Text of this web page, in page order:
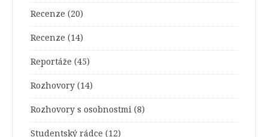
Recenze (20)
Recenze (14)
Reportáže (45)
Rozhovory (14)
Rozhovory s osobnostmi (8)
Studentský rádce (12)